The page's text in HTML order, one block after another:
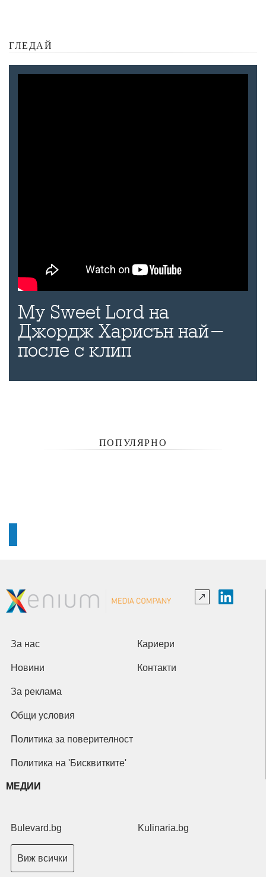
ГЛЕДАЙ
My Sweet Lord на
Джордж Харисън най-
после с клип
ПОПУЛЯРНО
За нас Кариери
Новини Контакти
За реклама
Общи условия
Политика за поверителност
Политика на 'Бисквитките'
МЕДИИ
Bulevard.bg Kulinaria.bg
Виж всички